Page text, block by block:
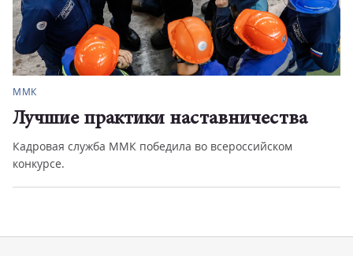
ММК
Лучшие практики наставничества
Кадровая служба ММК победила во всероссийском
конкурсе.